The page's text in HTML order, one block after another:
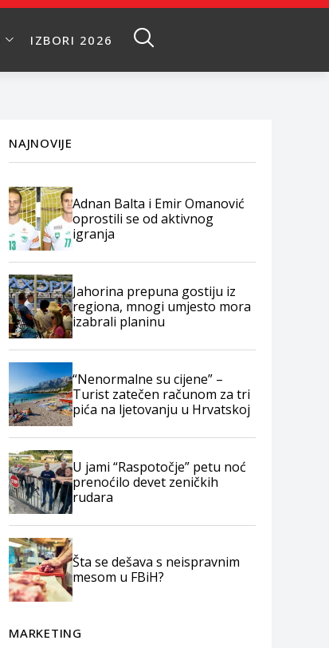
IZBORI 2026
NAJNOVIJE
Adnan Balta i Emir Omanović
oprostili se od aktivnog
igranja
Jahorina prepuna gostiju iz
regiona, mnogi umjesto mora
izabrali planinu
“Nenormalne su cijene” –
Turist zatečen računom za tri
pića na ljetovanju u Hrvatskoj
U jami “Raspotočje” petu noć
prenoćilo devet zeničkih
rudara
Šta se dešava s neispravnim
mesom u FBiH?
MARKETING